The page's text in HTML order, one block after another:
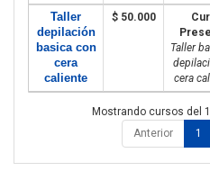
Taller
depilación
basica con
cera
caliente
$ 50.000
Taller
cera
Mostrando cursos del
Anterior
1